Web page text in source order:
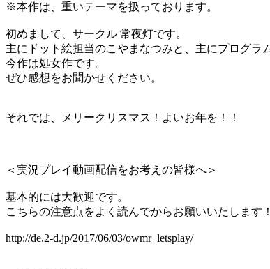
※本作は、重いテーマを扱っております。
初めまして、サークル 常夜灯です。
主にドット絵担当のこやまなつみと、主にプログラ
今作は処女作です。
ぜひ感想をお聞かせください。
それでは、メリークリスマス！よいお年を！！
＜実況プレイ動画配信をお考えの皆様へ＞
基本的には大歓迎です。
こちらの注意点をよく読んでからお願いいたします！
http://de.2-d.jp/2017/06/03/owmr_letsplay/